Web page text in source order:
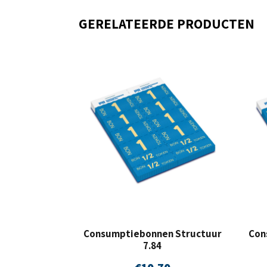
GERELATEERDE PRODUCTEN
Consumptiebonnen Structuur
7.84